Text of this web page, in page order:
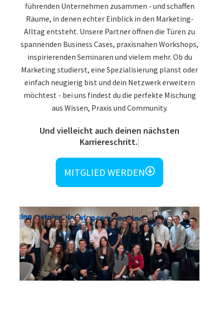
führenden Unternehmen zusammen - und schaffen
Räume, in denen echter Einblick in den Marketing-
Alltag entsteht. Unsere Partner öffnen die Türen zu
spannenden Business Cases, praxisnahen Workshops,
inspirierenden Seminaren und vielem mehr. Ob du
Marketing studierst, eine Spezialisierung planst oder
einfach neugierig bist und dein Netzwerk erweitern
möchtest - bei uns findest du die perfekte Mischung
aus Wissen, Praxis und Community.
Und viellei
MITGLIED WERDEN